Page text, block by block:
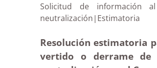
Solicitud de información
Resolución estimatoria
vertido o derrame de